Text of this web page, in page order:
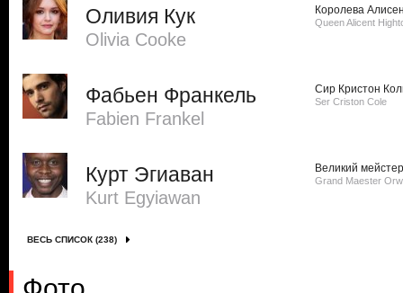
Оливия Кук
Olivia Cooke
Королева
Queen Alicent
Фабьен Франкель
Fabien Frankel
Сир Кристон
Ser Criston Cole
Курт Эгиаван
Kurt Egyiawan
Великий
Grand Maester
ВЕСЬ СПИСОК (238)